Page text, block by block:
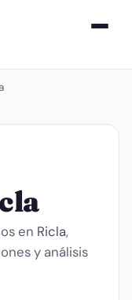
en Ricla,
y análisis